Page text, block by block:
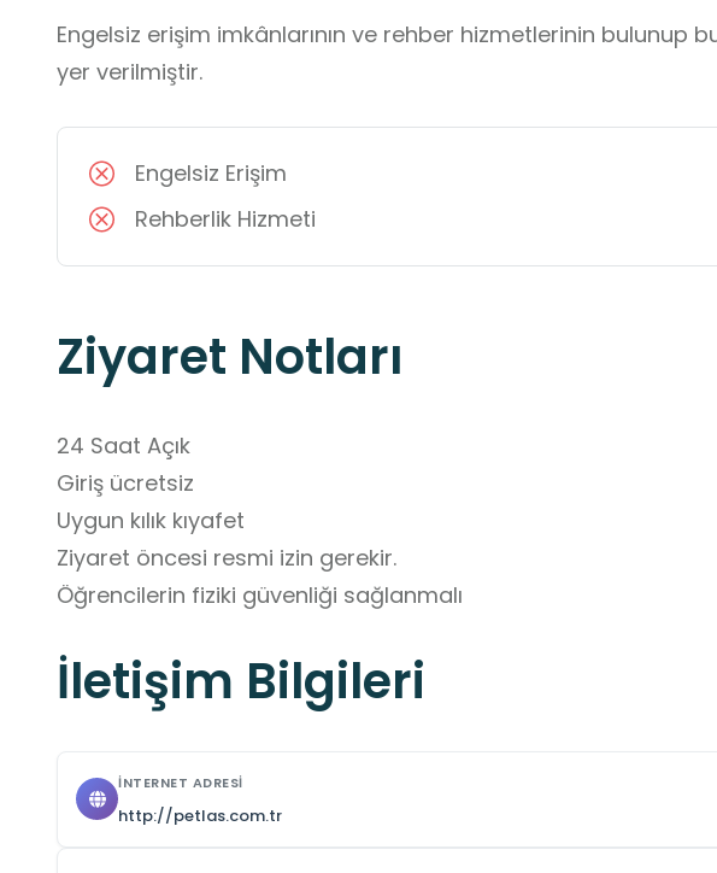
Engelsiz erişim imkânlarının ve rehber hizmetlerinin bulunup
yer verilmiştir.
Engelsiz Erişim
Rehberlik Hizmeti
Ziyaret Notları
24 Saat Açık
Giriş ücretsiz
Uygun kılık kıyafet
Ziyaret öncesi resmi izin gerekir.
Öğrencilerin fiziki güvenliği sağlanmalı
İletişim Bilgileri
İNTERNET ADRESI
http://petlas.com.tr